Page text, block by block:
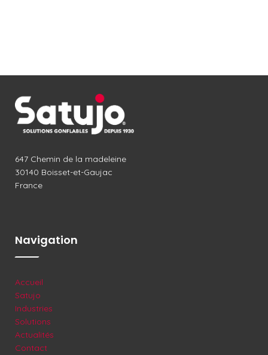
647 Chemin de la madeleine
30140 Boisset-et-Gaujac
France
Navigation
Accueil
Satujo
Industries
Solutions
Actualités
Contact